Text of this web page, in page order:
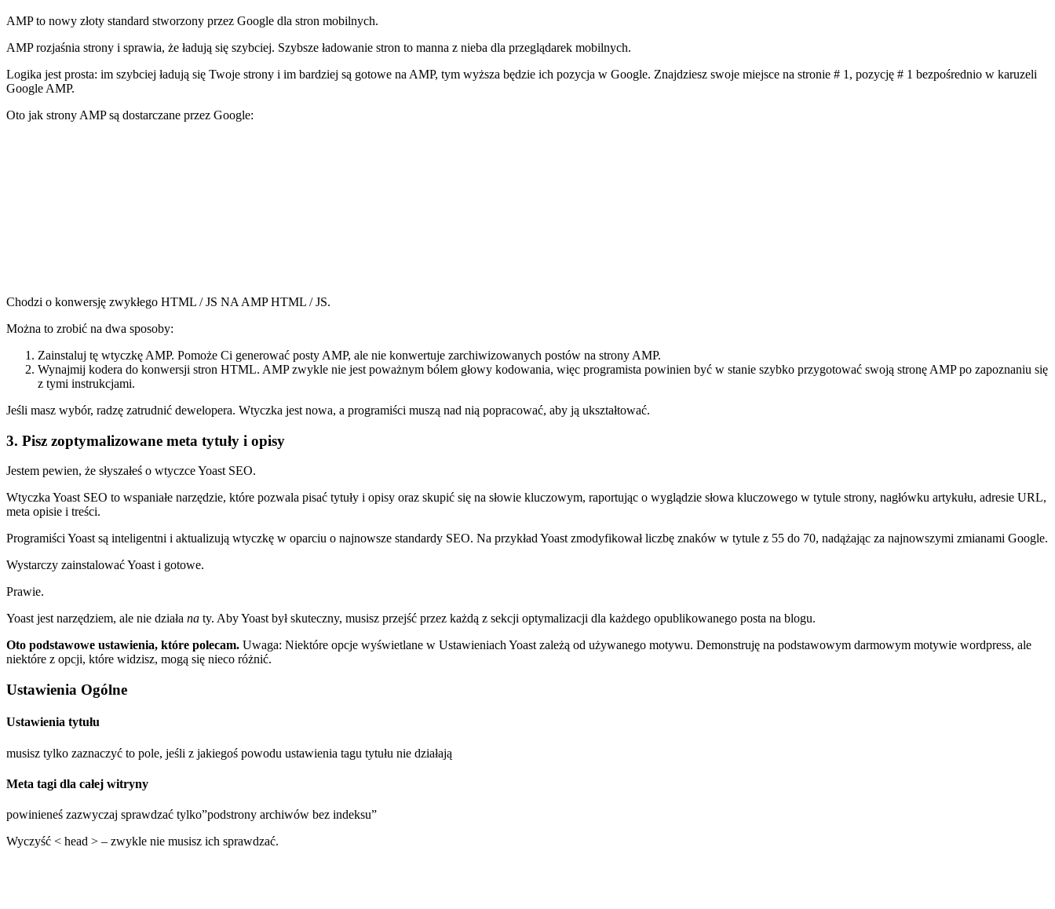
AMP to nowy złoty standard stworzony przez Google dla stron mobilnych.
AMP rozjaśnia strony i sprawia, że ładują się szybciej. Szybsze ładowanie stron to manna z nieba dla przeglądarek mobilnych.
Logika jest prosta: im szybciej ładują się Twoje strony i im bardziej są gotowe na AMP, tym wyższa będzie ich pozycja w Google. Znajdziesz swoje miejsce na stronie # 1, pozycję # 1 bezpośrednio w karuzeli
Google AMP.
Oto jak strony AMP są dostarczane przez Google:
Chodzi o konwersję zwykłego HTML / JS NA AMP HTML / JS.
Można to zrobić na dwa sposoby:
Zainstaluj tę wtyczkę AMP. Pomoże Ci generować posty AMP, ale nie konwertuje zarchiwizowanych postów na strony AMP.
Wynajmij kodera do konwersji stron HTML. AMP zwykle nie jest poważnym bólem głowy kodowania, więc programista powinien być w stanie szybko przygotować swoją stronę AMP po zapoznaniu się
z tymi instrukcjami.
Jeśli masz wybór, radzę zatrudnić dewelopera. Wtyczka jest nowa, a programiści muszą nad nią popracować, aby ją ukształtować.
3. Pisz zoptymalizowane meta tytuły i opisy
Jestem pewien, że słyszałeś o wtyczce Yoast SEO.
Wtyczka Yoast SEO to wspaniałe narzędzie, które pozwala pisać tytuły i opisy oraz skupić się na słowie kluczowym, raportując o wyglądzie słowa kluczowego w tytule strony, nagłówku artykułu, adresie URL,
meta opisie i treści.
Programiści Yoast są inteligentni i aktualizują wtyczkę w oparciu o najnowsze standardy SEO. Na przykład Yoast zmodyfikował liczbę znaków w tytule z 55 do 70, nadążając za najnowszymi zmianami Google.
Wystarczy zainstalować Yoast i gotowe.
Prawie.
Yoast jest narzędziem, ale nie działa na ty. Aby Yoast był skuteczny, musisz przejść przez każdą z sekcji optymalizacji dla każdego opublikowanego posta na blogu.
Oto podstawowe ustawienia, które polecam. Uwaga: Niektóre opcje wyświetlane w Ustawieniach Yoast zależą od używanego motywu. Demonstruję na podstawowym darmowym motywie wordpress, ale
niektóre z opcji, które widzisz, mogą się nieco różnić.
Ustawienia Ogólne
Ustawienia tytułu
musisz tylko zaznaczyć to pole, jeśli z jakiegoś powodu ustawienia tagu tytułu nie działają
Meta tagi dla całej witryny
powinieneś zazwyczaj sprawdzać tylko”podstrony archiwów bez indeksu”
Wyczyść < head > – zwykle nie musisz ich sprawdzać.